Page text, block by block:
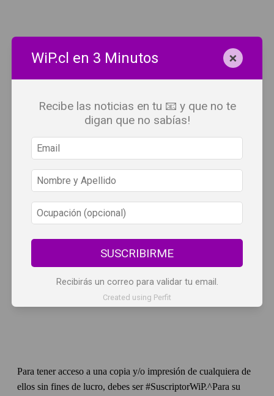
Wine Independent Press Chile, cuenta con derechos de
propiedad intelectual.
Para tener acceso a una copia y/o impresión de cualquiera de
ellos sin fines de lucro, debes ser #SuscriptorWiP.^Para su
WiP.cl en 3 Minutos ×
Recibe las noticias en tu 📧 y que no te
digan que no sabías!
SUSCRIBIRME
Recibirás un correo para validar tu email.
Created using Perfit